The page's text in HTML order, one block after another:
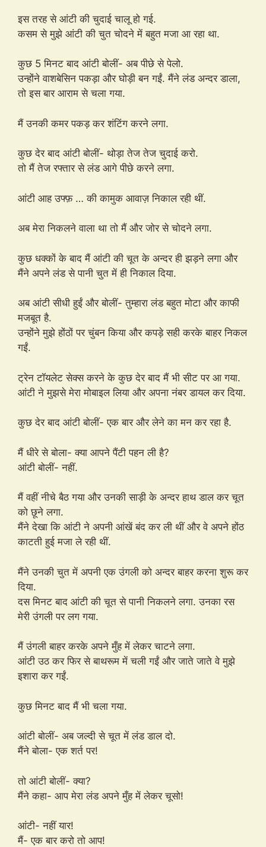
इस तरह से आंटी की चुदाई चालू हो गई.
कसम से मुझे आंटी की चुत चोदने में बहुत मजा आ रहा था.
कुछ 5 मिनट बाद आंटी बोलीं- अब पीछे से पेलो.
उन्होंने वाशबेसिन पकड़ा और घोड़ी बन गईं. मैंने लंड अन्दर डाला,
तो इस बार आराम से चला गया.
मैं उनकी कमर पकड़ कर शंटिंग करने लगा.
कुछ देर बाद आंटी बोलीं- थोड़ा तेज तेज चुदाई करो.
तो मैं तेज रफ्तार से लंड आगे पीछे करने लगा.
आंटी आह उफ्फ़ … की कामुक आवाज़ निकाल रही थीं.
अब मेरा निकलने वाला था तो मैं और जोर से चोदने लगा.
कुछ धक्कों के बाद मैं आंटी की चूत के अन्दर ही झड़ने लगा और
मैंने अपने लंड से पानी चुत में ही निकाल दिया.
अब आंटी सीधी हुईं और बोलीं- तुम्हारा लंड बहुत मोटा और काफी
मजबूत है.
उन्होंने मुझे होंठों पर चुंबन किया और कपड़े सही करके बाहर निकल
गईं.
ट्रेन टॉयलेट सेक्स करने के कुछ देर बाद मैं भी सीट पर आ गया.
आंटी ने मुझसे मेरा मोबाइल लिया और अपना नंबर डायल कर दिया.
कुछ देर बाद आंटी बोलीं- एक बार और लेने का मन कर रहा है.
मैं धीरे से बोला- क्या आपने पैंटी पहन ली है?
आंटी बोलीं- नहीं.
मैं वहीं नीचे बैठ गया और उनकी साड़ी के अन्दर हाथ डाल कर चूत
को छूने लगा.
मैंने देखा कि आंटी ने अपनी आंखें बंद कर ली थीं और वे अपने होंठ
काटती हुई मजा ले रही थीं.
मैंने उनकी चुत में अपनी एक उंगली को अन्दर बाहर करना शुरू कर
दिया.
दस मिनट बाद आंटी की चूत से पानी निकलने लगा. उनका रस
मेरी उंगली पर लग गया.
मैं उंगली बाहर करके अपने मुँह में लेकर चाटने लगा.
आंटी उठ कर फिर से बाथरूम में चली गईं और जाते जाते वे मुझे
इशारा कर गईं.
कुछ मिनट बाद मैं भी चला गया.
आंटी बोलीं- अब जल्दी से चूत में लंड डाल दो.
मैंने बोला- एक शर्त पर!
तो आंटी बोलीं- क्या?
मैंने कहा- आप मेरा लंड अपने मुँह में लेकर चूसो!
आंटी- नहीं यार!
मैं- एक बार करो तो आप!